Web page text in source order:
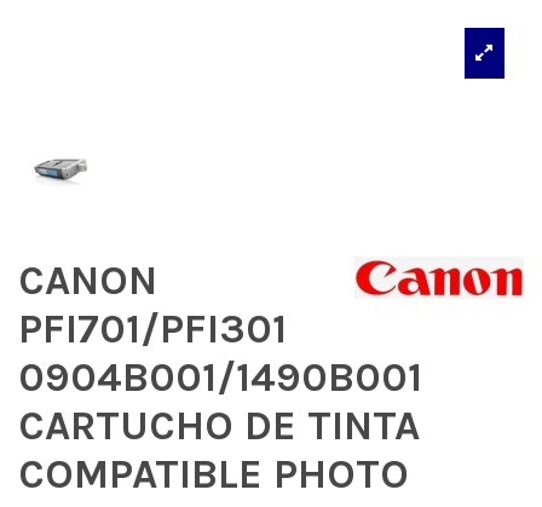
CANON
PFI701/PFI301
0904B001/1490B001
CARTUCHO DE TINTA
COMPATIBLE PHOTO